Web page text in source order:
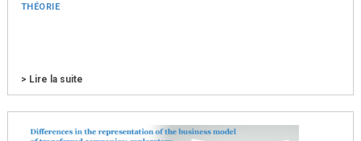
THÉORIE
> Lire la suite